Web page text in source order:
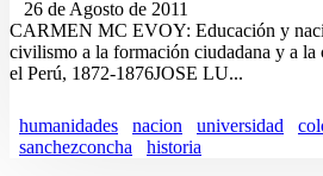
26 de Agosto de 2011
CARMEN MC EVOY: Educación y
civilismo a la formación ciudadana y a la
el Perú, 1872-1876JOSE LU...
humanidades nacion universidad
sanchezconcha
historia